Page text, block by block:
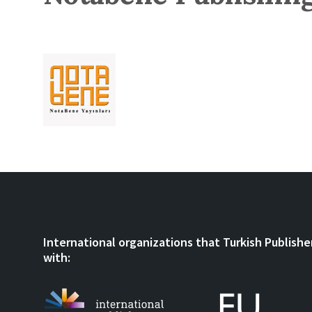
International organizations that Turkish
with: